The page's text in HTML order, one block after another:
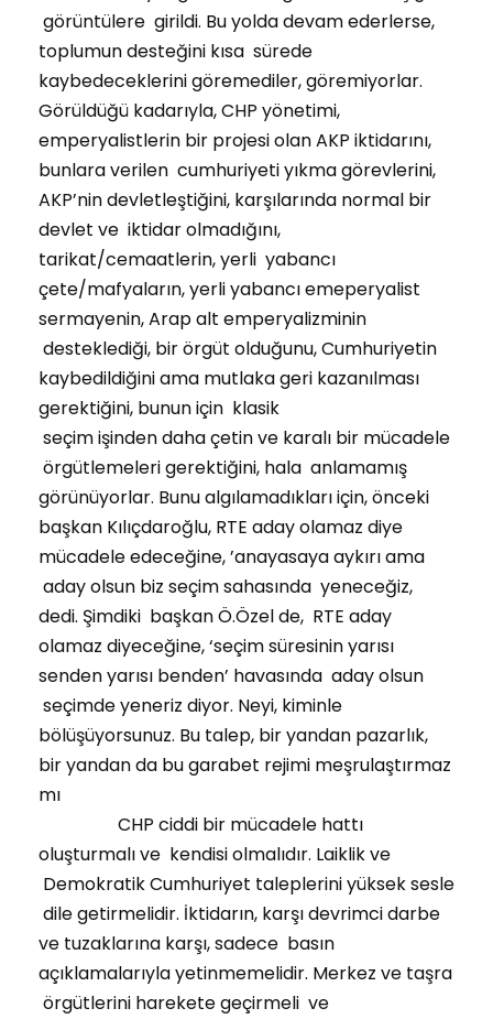
görüntülere girildi. Bu yolda devam ederlerse,
toplumun desteğini kısa sürede
kaybedeceklerini göremediler, göremiyorlar.
Görüldüğü kadarıyla, CHP yönetimi,
emperyalistlerin bir projesi olan AKP iktidarını,
bunlara verilen cumhuriyeti yıkma görevlerini,
AKP’nin devletleştiğini, karşılarında normal bir
devlet ve iktidar olmadığını,
tarikat/cemaatlerin, yerli yabancı
çete/mafyaların, yerli yabancı emeperyalist
sermayenin, Arap alt emperyalizminin
desteklediği, bir örgüt olduğunu, Cumhuriyetin
kaybedildiğini ama mutlaka geri kazanılması
gerektiğini, bunun için klasik
seçim işinden daha çetin ve karalı bir mücadele
örgütlemeleri gerektiğini, hala anlamamış
görünüyorlar. Bunu algılamadıkları için, önceki
başkan Kılıçdaroğlu, RTE aday olamaz diye
mücadele edeceğine, ’anayasaya aykırı ama
aday olsun biz seçim sahasında yeneceğiz,
dedi. Şimdiki başkan Ö.Özel de, RTE aday
olamaz diyeceğine, ‘seçim süresinin yarısı
senden yarısı benden’ havasında aday olsun
seçimde yeneriz diyor. Neyi, kiminle
bölüşüyorsunuz. Bu talep, bir yandan pazarlık,
bir yandan da bu garabet rejimi meşrulaştırmaz
mı
CHP ciddi bir mücadele hattı
oluşturmalı ve kendisi olmalıdır. Laiklik ve
Demokratik Cumhuriyet taleplerini yüksek sesle
dile getirmelidir. İktidarın, karşı devrimci darbe
ve tuzaklarına karşı, sadece basın
açıklamalarıyla yetinmemelidir. Merkez ve taşra
örgütlerini harekete geçirmeli ve